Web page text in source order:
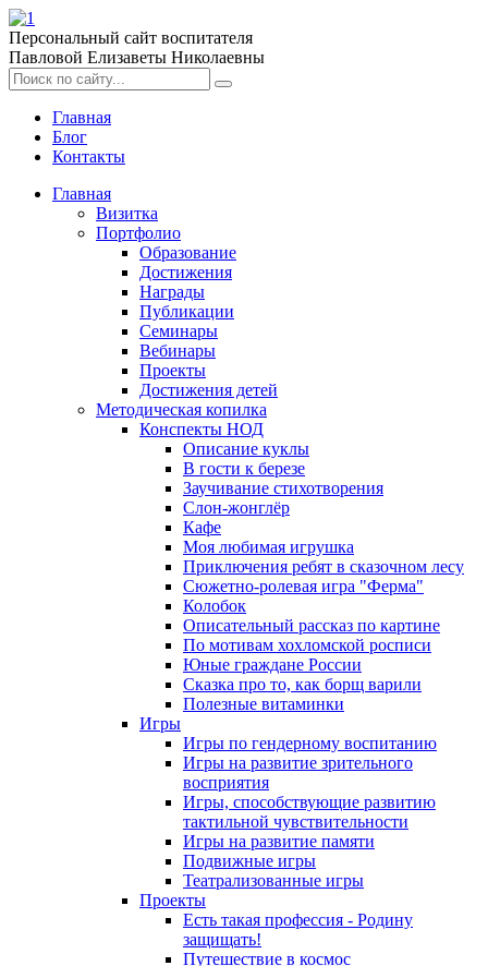
Персональный сайт воспитателя
Павловой Елизаветы Николаевны
Главная
Блог
Контакты
Главная
Визитка
Портфолио
Образование
Достижения
Награды
Публикации
Семинары
Вебинары
Проекты
Достижения детей
Методическая копилка
Конспекты НОД
Описание куклы
В гости к березе
Заучивание стихотворения
Слон-жонглёр
Кафе
Моя любимая игрушка
Приключения ребят в сказочном лесу
Сюжетно-ролевая игра "Ферма"
Колобок
Описательный рассказ по картине
По мотивам хохломской росписи
Юные граждане России
Сказка про то, как борщ варили
Полезные витаминки
Игры
Игры по гендерному воспитанию
Игры на развитие зрительного
восприятия
Игры, способствующие развитию
тактильной чувствительности
Игры на развитие памяти
Подвижные игры
Театрализованные игры
Проекты
Есть такая профессия - Родину
защищать!
Путешествие в космос